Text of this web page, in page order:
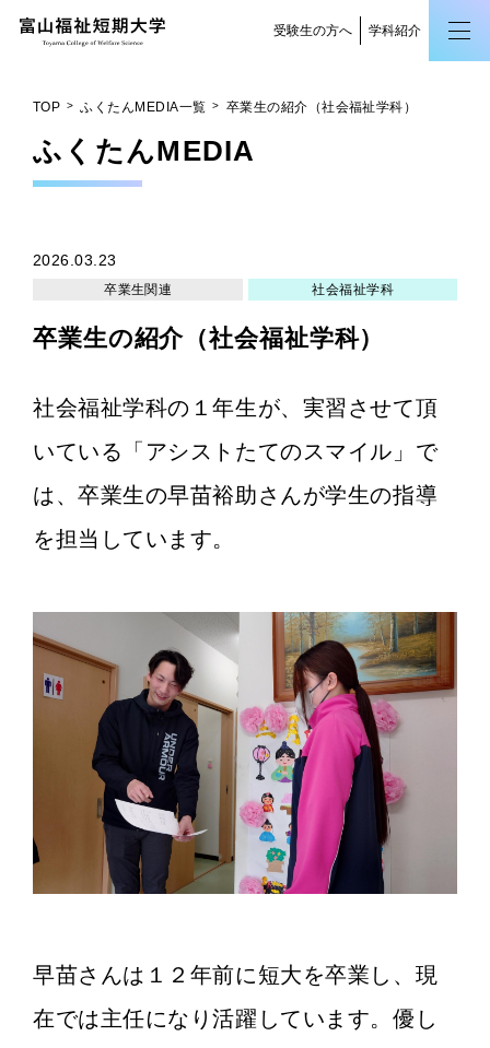
受験生の方へ 学科紹介
TOP ふくたんMEDIA一覧 卒業生の紹介（社会福祉学科）
ふくたんMEDIA
2026.03.23
卒業生関連 社会福祉学科
卒業生の紹介（社会福祉学科）
社会福祉学科の１年生が、実習させて頂
いている「アシストたてのスマイル」で
は、卒業生の早苗裕助さんが学生の指導
を担当しています。
早苗さんは１２年前に短大を卒業し、現
在では主任になり活躍しています。優し